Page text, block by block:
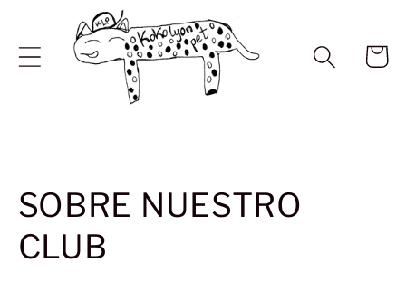
directamente
al contenido
Carrito
SOBRE NUESTRO
CLUB